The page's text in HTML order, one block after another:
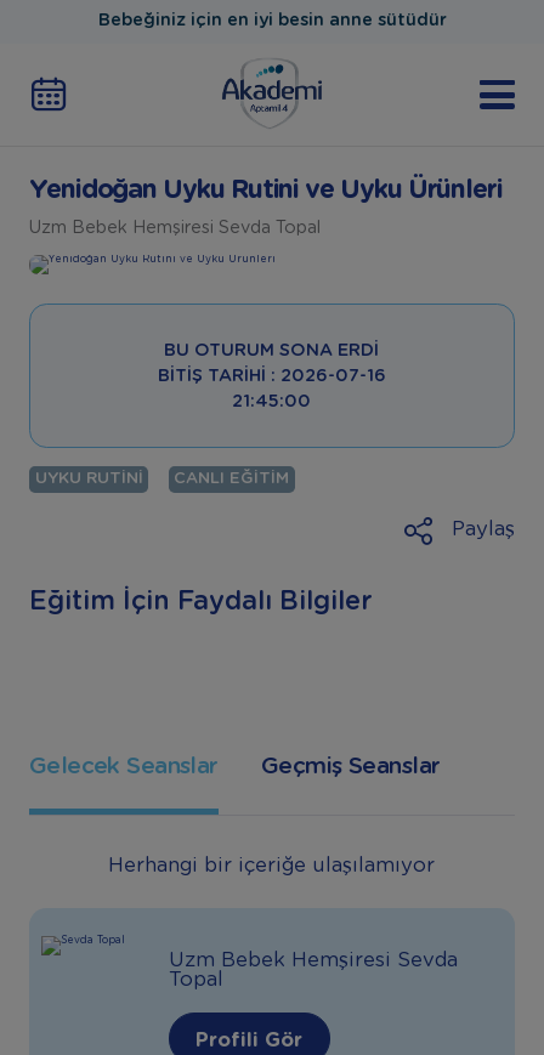
Bebeğiniz için en iyi besin anne sütüdür
Yenidoğan Uyku Rutini ve Uyku Ürünleri
Uzm Bebek Hemşiresi Sevda Topal
BU OTURUM SONA ERDI
BITIŞ TARIHI : 2026-07-16
21:45:00
UYKU RUTINI CANLI EĞITIM
Paylaş
Eğitim İçin Faydalı Bilgiler
Gelecek Seanslar Geçmiş Seanslar
Herhangi bir içeriğe ulaşılamıyor
Uzm Bebek Hemşiresi Sevda
Topal
Profili Gör